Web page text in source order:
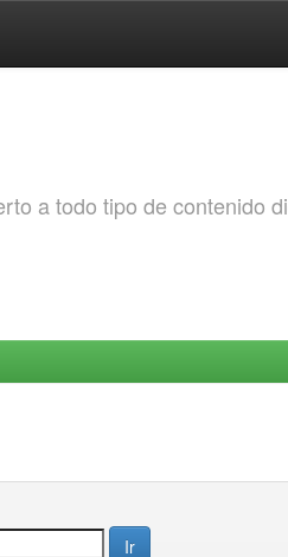
a todo tipo de contenido